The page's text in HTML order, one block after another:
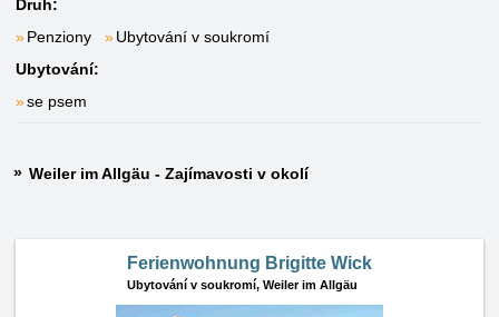
Druh:
Penziony
Ubytování v soukromí
Ubytování:
se psem
Weiler im Allgäu - Zajímavosti v okolí
Ferienwohnung Brigitte Wick
Ubytování v soukromí, Weiler im Allgäu